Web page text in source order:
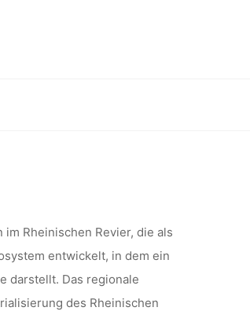
IM
RWTH Aachen
im Rheinischen Revier, die als
entwickelt, in dem ein
darstellt. Das regionale
des Rheinischen